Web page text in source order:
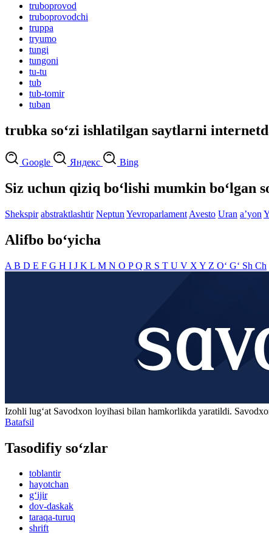
truboprovod
truboprovodchi
truppa
tryumo
tungi
tungoni
tu-tu
tub
tub-tomir
tuban
trubka so‘zi ishlatilgan saytlarni
Google Яндекс Bing
Siz uchun qiziq bo‘lishi mumkin bo‘lgan
Shekspir abstraktlashtir Neptun Yevroparlament Avesto Uran aʼyon
Alifbo bo‘yicha
A B D E F G H I J K L M N O PQ R S T U V X Y Z O‘ G‘ Sh Ch
Izohli lugʻat Savodxon loyihasi bilan hamkorlikda yaratildi.
Batafsil
Tasodifiy so‘zlar
toblantir
hayotchan
g‘ijir
dov-daskak
taraqa-turuq
shrift